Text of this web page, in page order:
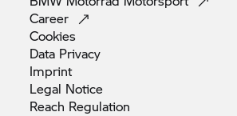
Career
Cookies
Data Privacy
Imprint
Legal Notice
Reach Regulation